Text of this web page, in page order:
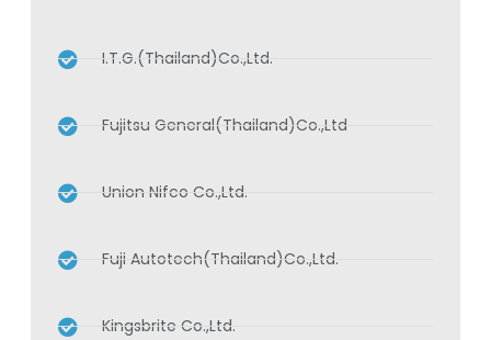
I.T.G.(Thailand)Co.,Ltd.
Fujitsu General(Thailand)Co.,Ltd
Union Nifco Co.,Ltd.
Fuji Autotech(Thailand)Co.,Ltd.
Kingsbrite Co.,Ltd.